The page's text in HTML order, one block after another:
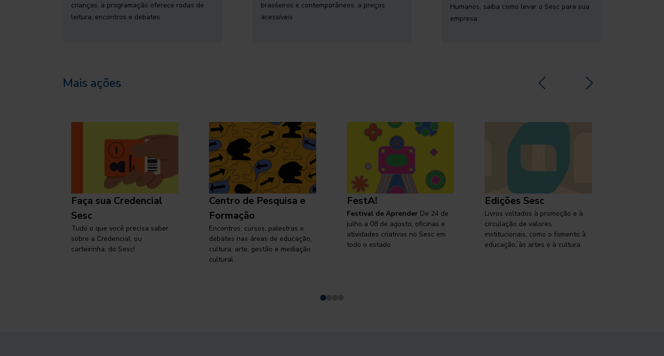
crianças, a programação oferece rodas de
leitura, encontros e debates
brasileiros e contemporâneos, a preços
acessíveis
Humanos, saiba como levar o Sesc para sua
empresa
Mais ações
Faça sua Credencial
Sesc
Tudo o que você precisa saber
sobre a Credencial, ou
carteirinha, do Sesc!
Centro de Pesquisa e
Formação
Encontros, cursos, palestras e
debates nas áreas de educação,
cultura, arte, gestão e mediação
cultural
FestA!
Festival de Aprender De 24 de
julho a 08 de agosto, oficinas e
atividades criativas no Sesc em
todo o estado
Edições Sesc
Livros voltados à promoção e à
circulação de valores
institucionais, como o fomento à
educação, às artes e à cultura